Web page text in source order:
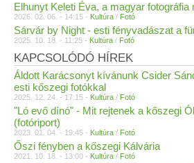
Elhunyt Keleti Éva, a magyar fotográfia
2026. 02. 06. - 14:15 - Kultúra / Fotó
Sárvár by Night - esti fényvadászat a
2025. 10. 18. - 11:25 - Kultúra / Fotó
KAPCSOLÓDÓ HÍREK
Áldott Karácsonyt kívánunk Csider
esti kőszegi fotókkal
2025. 12. 24. - 17:15 - Kultúra / Fotó
"Ló evő dínó" - Mit rejtenek a kőszegi
(fotóriport)
2023. 01. 04. - 19:45 - Kultúra / Fotó
Őszi fényben a kőszegi Kálvária
2021. 10. 18. - 13:00 - Kultúra / Fotó